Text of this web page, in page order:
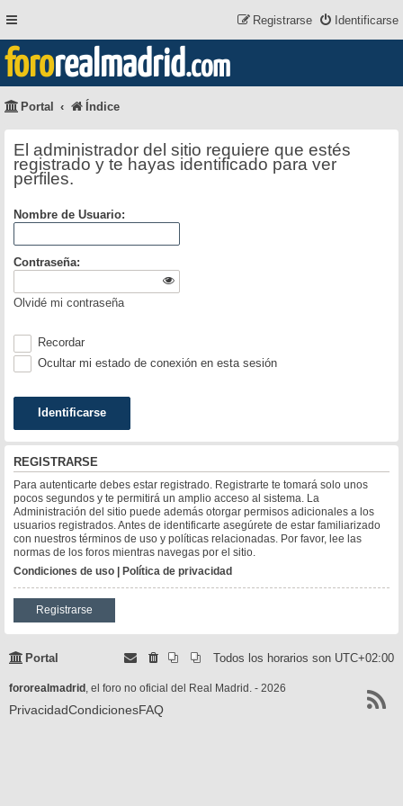
Identificarse
Registrarse
fororealmadrid.com
Portal Índice
El administrador del sitio requiere que estés
registrado y te hayas identificado para ver
perfiles.
Nombre de Usuario:
Contraseña:
Olvidé mi contraseña
Recordar
Ocultar mi estado de conexión en esta sesión
REGISTRARSE
Para autenticarte debes estar registrado. Registrarte te tomará solo unos
pocos segundos y te permitirá un amplio acceso al sistema. La
Administración del sitio puede además otorgar permisos adicionales a los
usuarios registrados. Antes de identificarte asegúrete de estar familiarizado
con nuestros términos de uso y políticas relacionadas. Por favor, lee las
normas de los foros mientras navegas por el sitio.
Condiciones de uso | Política de privacidad
Registrarse
Portal Todos los horarios son UTC+02:00
fororealmadrid , el foro no oficial del Real Madrid. - 2026
PrivacidadCondicionesFAQ